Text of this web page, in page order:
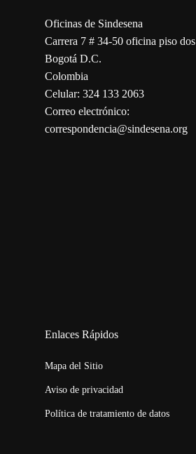
Oficinas de Sindesena
Carrera 7 # 34-50 oficina piso dos
Bogotá D.C.
Colombia
Celular: 324 133 2063
Correo electrónico:
correspondencia@sindesena.org
Enlaces Rápidos
Mapa del Sitio
Aviso de privacidad
Política de tratamiento de datos